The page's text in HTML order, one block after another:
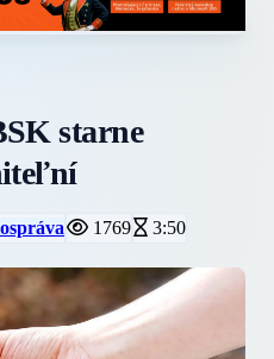
starne
1769 3:50